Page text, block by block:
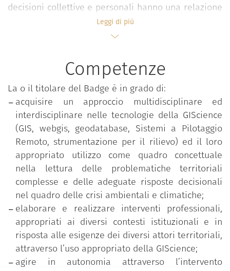
decisioni collettive e personali hanno una relazione
con il territorio. L'aumento della disponibilità di
informazione geografica ed il rapido sviluppo di
droni, ai WebGIS, al mobile-GIS) richiedono di
aggiornare, riorganizzare ed elaborare processi
decisionali negli ambiti pubblici, privati e del no
profit. Il master prepara i nuovi Professionisti della
GIScience e dell’Informazione Geografica nei diversi
profili (Geographic Information Manager,
Geographic Information Officer, Geographic
Knowledge Enabler, Geographic Information
Specialist, GeoData Analyst) in grado di utilizzare
approcci interdisciplinari, soluzioni tecnologiche e
informazioni geografiche nell'affrontare questioni
territoriali complesse e individuare soluzioni
appropriate per imprese, enti pubblici, cittadinanza.
Le lezioni sono tenute in italiano, alcuni seminari in
lingua inglese o spagnola.
Leggi di più
Competenze
La o il titolare del Badge è in grado di:
acquisire un approccio multidisciplinare ed
interdisciplinare nelle tecnologie della GIScience
(GIS, webgis, geodatabase, Sistemi a Pilotaggio
Remoto, strumentazione per il rilievo) ed il loro
appropriato utilizzo come quadro concettuale
nella lettura delle problematiche territoriali
complesse e delle adeguate risposte decisionali
nel quadro delle crisi ambientali e climatiche;
elaborare e realizzare interventi professionali,
appropriati ai diversi contesti istituzionali e in
risposta alle esigenze dei diversi attori territoriali,
attraverso l’uso appropriato della GIScience;
agire in autonomia attraverso l’intervento